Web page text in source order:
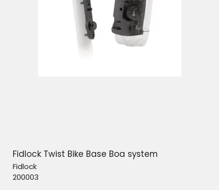
Fidlock Twist Bike Base Boa system
Fidlock
200003